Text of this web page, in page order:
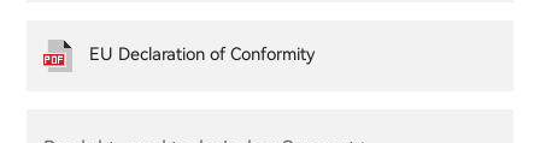
EU Declaration of Conformity